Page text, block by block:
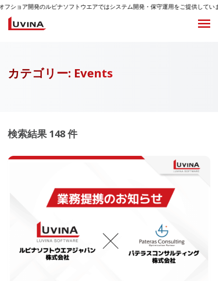
ルビナソフトウエアではシステム開発・保守運用をご提供しています。
カテゴリー: Events
検索結果 148 件